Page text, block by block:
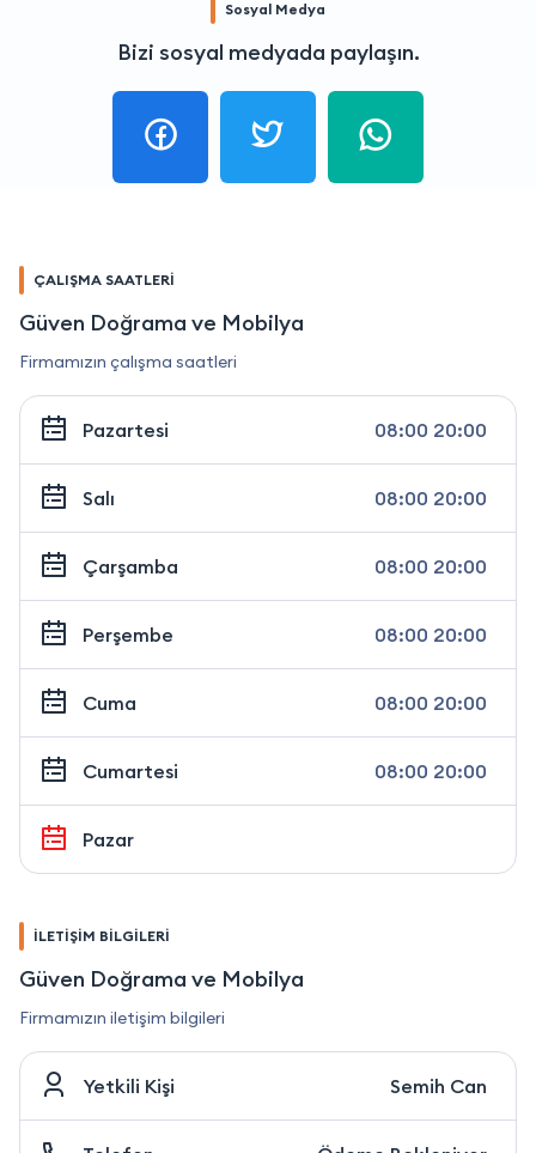
Sosyal Medya
Bizi sosyal medyada paylaşın.
ÇALIŞMA SAATLERİ
Güven Doğrama ve Mobilya
Firmamızın çalışma saatleri
Pazartesi 08:00 20:00
Salı 08:00 20:00
Çarşamba 08:00 20:00
Perşembe 08:00 20:00
Cuma 08:00 20:00
Cumartesi 08:00 20:00
Pazar
İLETİŞİM BİLGİLERİ
Güven Doğrama ve Mobilya
Firmamızın iletişim bilgileri
Yetkili Kişi Semih Can